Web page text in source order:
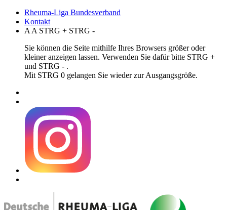
Rheuma-Liga Bundesverband
Kontakt
A A STRG + STRG -
Sie können die Seite mithilfe Ihres Browsers größer oder
kleiner anzeigen lassen. Verwenden Sie dafür bitte STRG +
und STRG - .
Mit STRG 0 gelangen Sie wieder zur Ausgangsgröße.